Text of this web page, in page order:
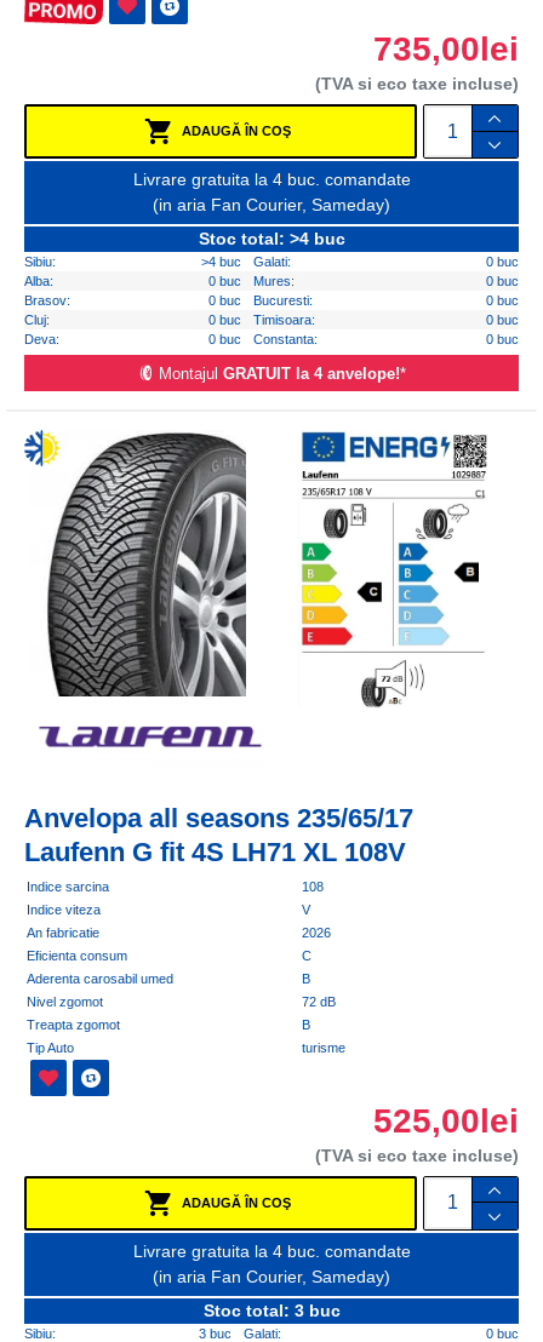
735,00lei
(TVA si eco taxe incluse)
ADAUGĂ ÎN COŞ
Livrare gratuita la 4 buc. comandate
(in aria Fan Courier, Sameday)
Stoc total: >4 buc
Sibiu: >4 buc Galati:
0 buc
Alba:
0 buc Mures:
0 buc
Brasov:
0 buc Bucuresti:
0 buc
Cluj:
0 buc Timisoara:
0 buc
Deva:
0 buc Constanta: 0 buc
Montajul GRATUIT la 4 anvelope!*
Anvelopa all seasons 235/65/17
Laufenn G fit 4S LH71 XL 108V
Indice sarcina
108
Indice viteza
V
An fabricatie
2026
Eficienta consum
C
Aderenta carosabil umed
B
Nivel zgomot
72 dB
Treapta zgomot
B
Tip Auto
turisme
525,00lei
(TVA si eco taxe incluse)
ADAUGĂ ÎN COŞ
Livrare gratuita la 4 buc. comandate
(in aria Fan Courier, Sameday)
Stoc total: 3 buc
Sibiu: 3 buc Galati:
0 buc